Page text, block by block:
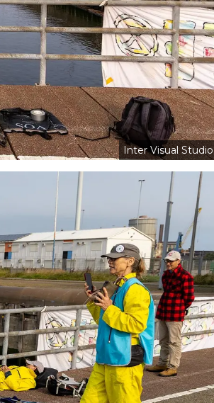
Inter Visual Studio